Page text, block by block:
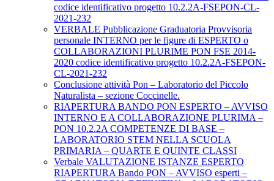
codice identificativo progetto 10.2.2A-FSEPON-CL-
2021-232
VERBALE Pubblicazione Graduatoria Provvisoria
personale INTERNO per le figure di ESPERTO o
COLLABORAZIONI PLURIME PON FSE 2014-
2020 codice identificativo progetto 10.2.2A-FSEPON-
CL-2021-232
Conclusione attività Pon – Laboratorio del Piccolo
Naturalista – sezione Coccinelle.
RIAPERTURA BANDO PON ESPERTO – AVVISO
INTERNO E A COLLABORAZIONE PLURIMA –
PON 10.2.2A COMPETENZE DI BASE –
LABORATORIO STEM NELLA SCUOLA
PRIMARIA – QUARTE E QUINTE CLASSI
Verbale VALUTAZIONE ISTANZE ESPERTO
RIAPERTURA Bando PON – AVVISO esperti –